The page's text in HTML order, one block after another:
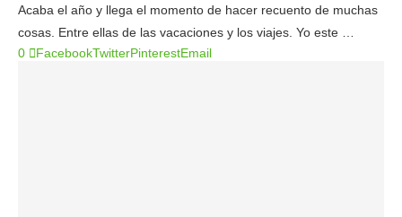
Acaba el año y llega el momento de hacer recuento de muchas
cosas. Entre ellas de las vacaciones y los viajes. Yo este …
0
FacebookTwitterPinterestEmail